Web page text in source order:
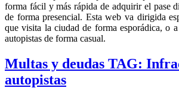
forma fácil y más rápida de adquirir el pase
de forma presencial. Esta web va dirigida
que visita la ciudad de forma esporádica, o
autopistas de forma casual.
Multas y deudas TAG:
autopistas